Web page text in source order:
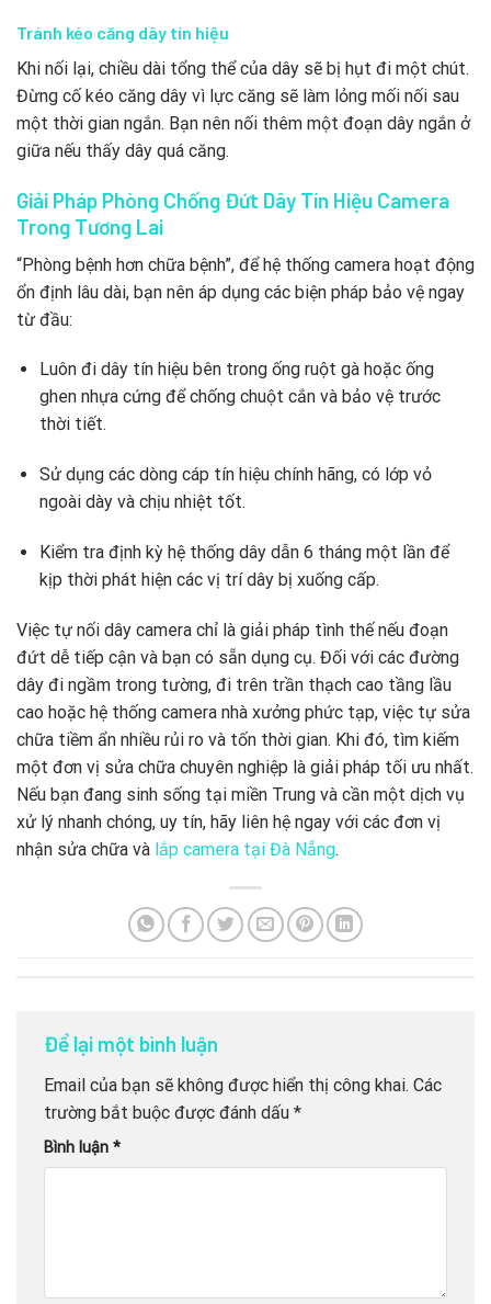
Tránh kéo căng dây tín hiệu
Khi nối lại, chiều dài tổng thể của dây sẽ bị hụt đi một chút.
Đừng cố kéo căng dây vì lực căng sẽ làm lỏng mối nối sau
một thời gian ngắn. Bạn nên nối thêm một đoạn dây ngắn ở
giữa nếu thấy dây quá căng.
Giải Pháp Phòng Chống Đứt Dây Tín Hiệu Camera
Trong Tương Lai
“Phòng bệnh hơn chữa bệnh”, để hệ thống camera hoạt động
ổn định lâu dài, bạn nên áp dụng các biện pháp bảo vệ ngay
từ đầu:
Luôn đi dây tín hiệu bên trong ống ruột gà hoặc ống
ghen nhựa cứng để chống chuột cắn và bảo vệ trước
thời tiết.
Sử dụng các dòng cáp tín hiệu chính hãng, có lớp vỏ
ngoài dày và chịu nhiệt tốt.
Kiểm tra định kỳ hệ thống dây dẫn 6 tháng một lần để
kịp thời phát hiện các vị trí dây bị xuống cấp.
Việc tự nối dây camera chỉ là giải pháp tình thế nếu đoạn
đứt dễ tiếp cận và bạn có sẵn dụng cụ. Đối với các đường
dây đi ngầm trong tường, đi trên trần thạch cao tầng lầu
cao hoặc hệ thống camera nhà xưởng phức tạp, việc tự sửa
chữa tiềm ẩn nhiều rủi ro và tốn thời gian. Khi đó, tìm kiếm
một đơn vị sửa chữa chuyên nghiệp là giải pháp tối ưu nhất.
Nếu bạn đang sinh sống tại miền Trung và cần một dịch vụ
xử lý nhanh chóng, uy tín, hãy liên hệ ngay với các đơn vị
nhận sửa chữa và lắp camera tại Đà Nẵng.
Để lại một bình luận
Email của bạn sẽ không được hiển thị công khai. Các
trường bắt buộc được đánh dấu *
Bình luận *